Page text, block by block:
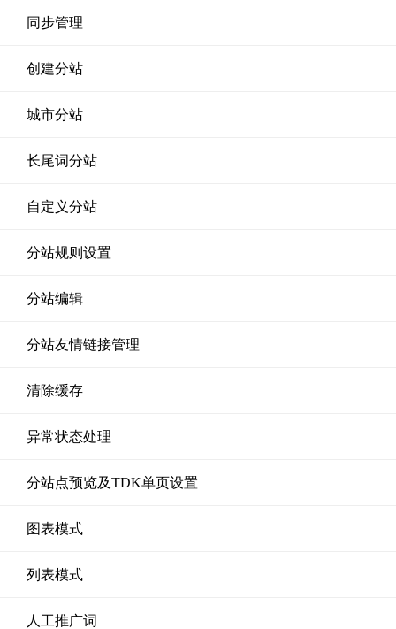
同步管理
创建分站
城市分站
长尾词分站
自定义分站
分站规则设置
分站编辑
分站友情链接管理
清除缓存
异常状态处理
分站点预览及TDK单页设置
图表模式
列表模式
人工推广词